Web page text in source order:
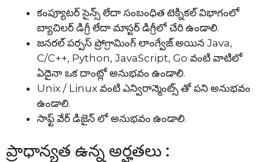
కంప్యూటర్ సైన్స్ లేదా సంబంధిత టెక్నికల్ విభాగంలో
బ్యాచిలర్ డిగ్రీ లేదా మాస్టర్ డిగ్రీలో చేరి ఉండాలి.
జనరల్ పర్పస్ ప్రోగ్రామింగ్ లాంగ్వేజ్ అయిన Java,
C/C++, Python, JavaScript, Go వంటి వాటిలో
ఏదైనా ఒక దాంట్లో అనుభవం ఉండాలి.
Unix / Linux వంటి ఎన్విరాన్మెంట్స్ తో పని అనుభవం
ఉండాలి.
సాఫ్ట్ వేర్ డిజైన్ లో అనుభవం ఉండాలి.
ప్రాధాన్యత ఉన్న అర్హతలు :